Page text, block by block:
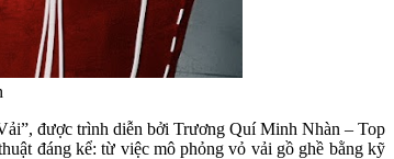
được trình diễn bởi Trương Quí Minh Nhàn – Top
đáng kể: từ việc mô phỏng vỏ vải gồ ghề bằng kỹ